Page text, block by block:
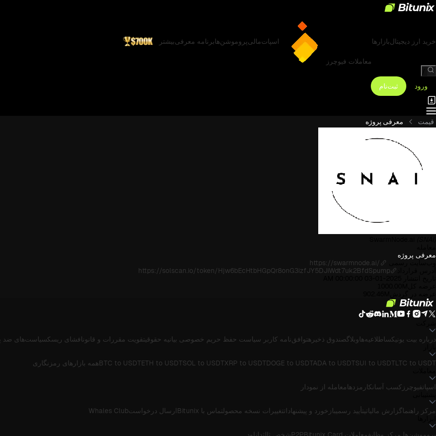
خرید ارز دیجیتالبازارها
معاملات فیوچرز
اسپاتمالیپروموشن‌هابرنامه معرفیبیشتر
ورود
ثبت‌نام
قیمت معرفی پروژه
معرفی پروژه
https://swarmnode.ai/
https://solscan.io/token/Hjw6bEcHtbHGpQr8onG3izfJY5DJiWdt7uk2BfdSpump
درباره بیت یونیکساطلاعیه‌هاوبلاگصندوق ذخیرهتوافق‌نامه کاربر سیاست حفظ حریم خصوصی بیانیه حقوقیتقویت مقررات و قانونافشای ریسکسیاست‌های ضد
BTC to USDTETH to USDTSOL to USDTXRP to USDTDOGE to USDTADA to USDTSUI to USDTLTC to USDT
همه بازارهای رمزنگاری
اسپاتفیوچرز کسب آسانکارمزدهامعامله از نمودار
مرکز راهنماگزارش مالیاتیتأیید رسمیبازخورد و پیشنهاداتتغییرات نسخه محصولتماس با Bitunix ارسال درخواستWhales Club